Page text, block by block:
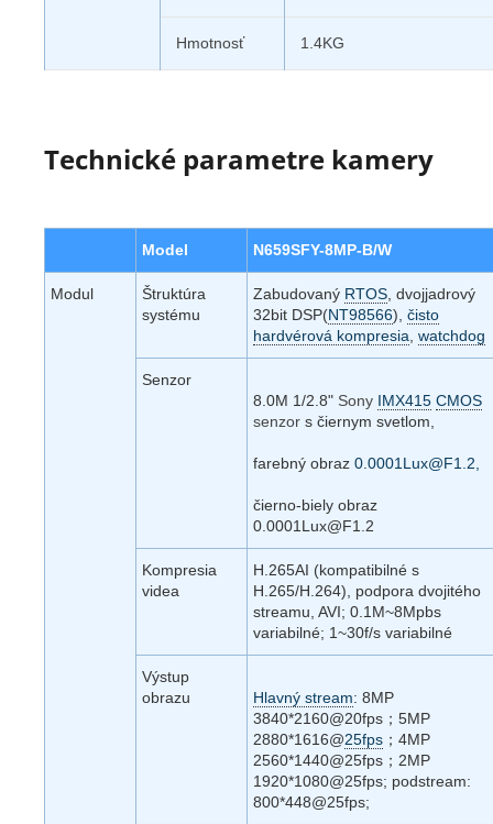
Hmotnosť 1.4KG
Technické parametre kamery
Model N659SFY-8MP-B/W
Modul
Štruktúra
systému
Zabudovaný RTOS , dvojjadrový
32bit DSP(NT98566), čisto
hardvérová kompresia watchdog
Senzor
8.0M 1/2.8" Sony IMX415 CMOS
senzor s čiernym svetlom,
farebný obraz 0.0001Lux@F1.2,
čierno-biely obraz
0.0001Lux@F1.2
Kompresia
videa
H.265AI (kompatibilné s
H.265/H.264), podpora dvojitého
streamu, AVI; 0.1M~8Mpbs
variabilné; 1~30f/s variabilné
Výstup
obrazu
Hlavný stream: 8MP
3840*2160@20fps；5MP
2880*1616@25fps ；4MP
2560*1440@25fps；2MP
1920*1080@25fps; podstream:
800*448@25fps;